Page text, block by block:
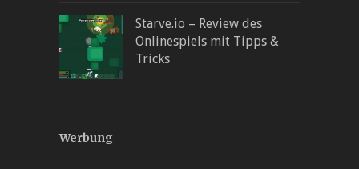
Starve.io – Review des
Onlinespiels mit Tipps &
Tricks
Werbung